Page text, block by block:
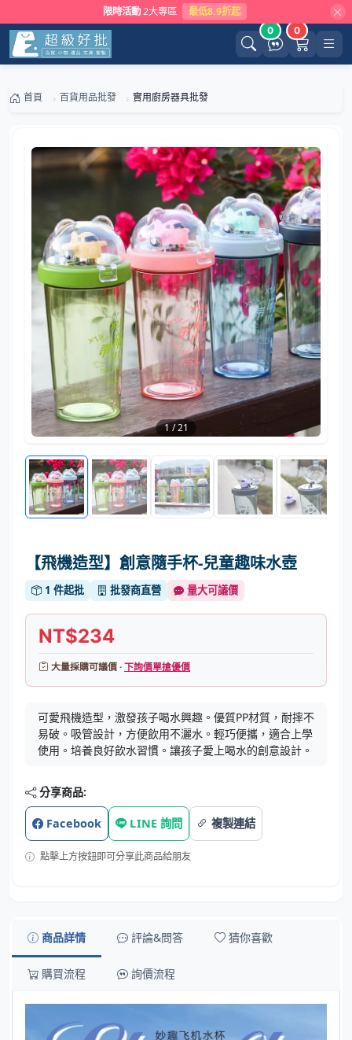
限時活動 2大專區 最低8.9折起
0 0
首頁 百貨用品批發 實用廚房器具批發
1/21
【飛機造型】創意隨手杯-兒童趣味水壺
1 件起批 批發商直營 量大可議價
NT$234
大量採購可議價 ·下詢價單搶優價
可愛飛機造型，激發孩子喝水興趣。優質PP材質，耐摔不
易破。吸管設計，方便飲用不灑水。輕巧便攜，適合上學
使用。培養良好飲水習慣。讓孩子愛上喝水的創意設計。
分享商品:
Facebook LINE 詢問 複製連結
點擊上方按鈕即可分享此商品給朋友
商品詳情 評論&問答 猜你喜歡
購買流程 詢價流程